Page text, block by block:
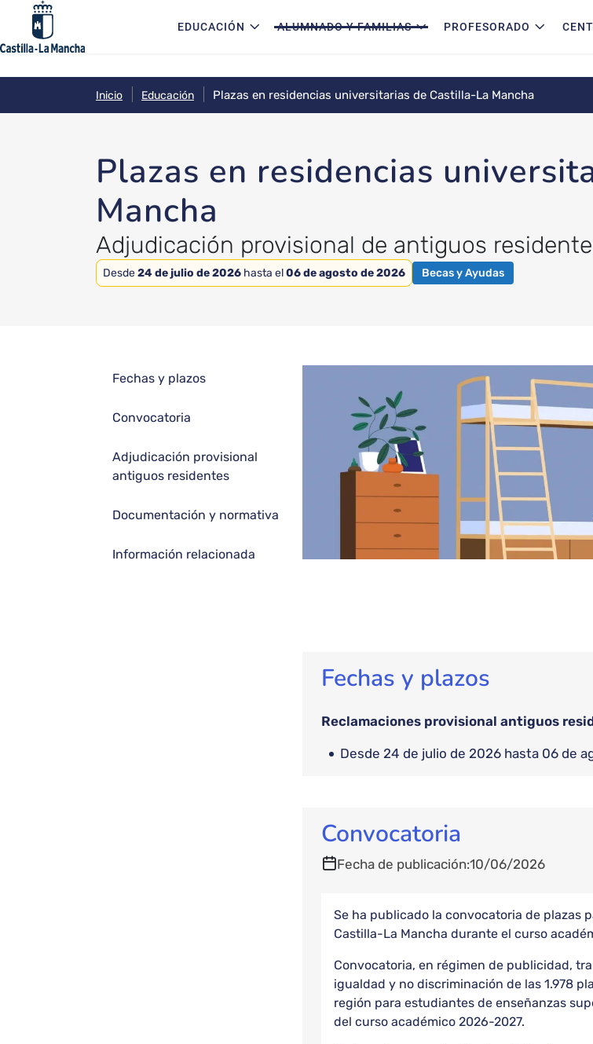
Pasar al contenido principalNavegación principal
EDUCACIÓN ALUMNADO Y FAMILIAS PROFESORADO
Inicio Educación Plazas en residencias universitarias de Castilla-La Mancha
Plazas en residencias
Mancha
Adjudicación provisional de antiguos
Desde24 de julio de 2026 hasta el06 de agosto de 2026 Becas y Ayudas
Fechas y plazos
Convocatoria
Adjudicación provisional
antiguos residentes
Documentación y normativa
Información relacionada
Fechas y plazos
Reclamaciones provisional antiguos
desde 24 de julio de 2026 hasta 06 de
Convocatoria
Fecha de publicación 10/06/2026
Se ha publicado la convocatoria de plazas
Castilla-La Mancha durante el curso
Convocatoria, en régimen de publicidad,
igualdad y no discriminación de las 1.978
región para estudiantes de enseñanzas
del curso académico 2026-2027.